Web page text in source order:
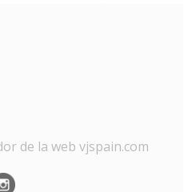
de la web vjspain.com